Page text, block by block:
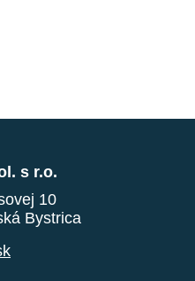
s r.o.
10
Bystrica